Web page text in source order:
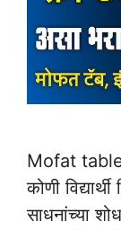
Mofat tablet
कोणी
साधनांच्या